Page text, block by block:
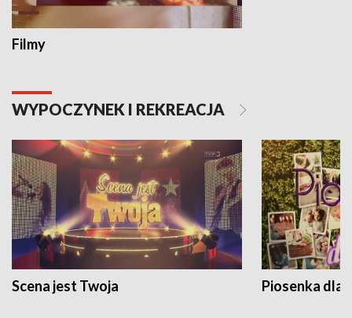
Filmy
WYPOCZYNEK I REKREACJA
Scena jest Twoja Piosenka dla